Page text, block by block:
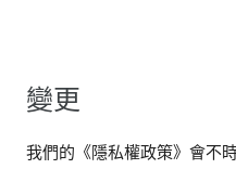
變更
我們的《隱私權政策》會不